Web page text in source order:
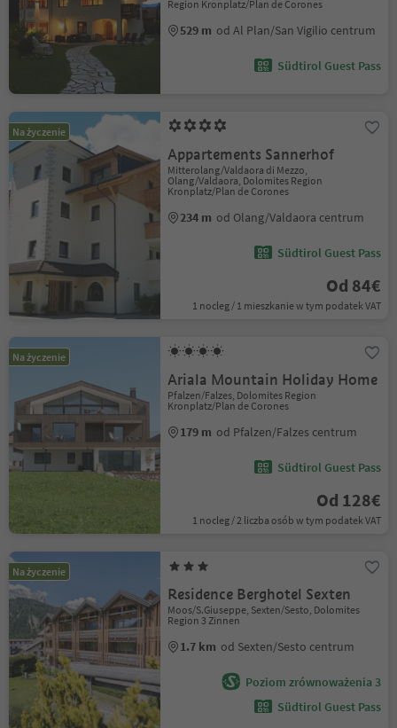
Region Kronplatz/Plan de Corones
529 m od Al Plan/San Vigilio centrum
Südtirol Guest Pass
Na życzenie
Appartements Sannerhof
Mitterolang/Valdaora di Mezzo,
Olang/Valdaora, Dolomites Region
Kronplatz/Plan de Corones
234 m od Olang/Valdaora centrum
Südtirol Guest Pass
Od 84€
1 nocleg / 1 mieszkanie w tym podatek VAT
Na życzenie
Ariala Mountain Holiday Home
Pfalzen/Falzes, Dolomites Region
Kronplatz/Plan de Corones
179 m od Pfalzen/Falzes centrum
Südtirol Guest Pass
Od 128€
1 nocleg / 2 liczba osób w tym podatek VAT
Na życzenie
Residence Berghotel Sexten
Moos/S.Giuseppe, Sexten/Sesto, Dolomites
Region 3 Zinnen
1.7 km od Sexten/Sesto centrum
Poziom zrównoważenia 3
Südtirol Guest Pass